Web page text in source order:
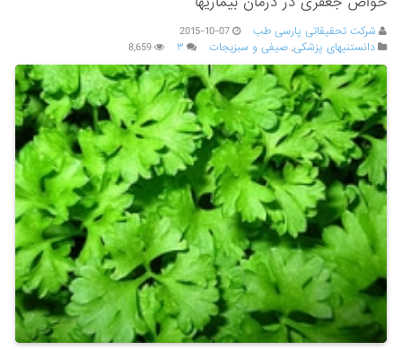
شرکت تحقیقاتی پارسی طب
2015-10-07
دانستنیهای پزشکی,صیفی و سبزیجات ۳ 8,659